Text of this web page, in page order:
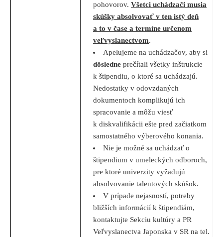
pohovorov. Všetci uchádzači musia
skúšky absolvovať v ten istý deň
a to v čase a termíne určenom
veľvyslanectvom.
Apelujeme na uchádzačov, aby si
dôsledne prečítali všetky inštrukcie
k štipendiu, o ktoré sa uchádzajú.
Nedostatky v odovzdaných
dokumentoch komplikujú ich
spracovanie a môžu viesť
k diskvalifikácii ešte pred začiatkom
samostatného výberového konania.
Nie je možné sa uchádzať o
štipendium v umeleckých odboroch,
pre ktoré univerzity vyžadujú
absolvovanie talentových skúšok.
V prípade nejasností, potreby
bližších informácií k štipendiám,
kontaktujte Sekciu kultúry a PR
Veľvyslanectva Japonska v SR na tel.